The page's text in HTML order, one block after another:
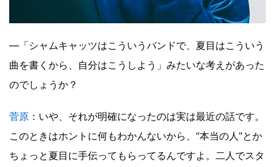
―「シャムキャッツはこういうバンドで、夏目はこういう
曲を書くから、自分はこうしよう」みたいな考えがあった
のでしょうか？
菅原 ：いや、それが明確になったのは実は最近の話です。
このときはホントに何もわかんないから、“本当の人”とか
ちょっと夏目に手伝ってもらってるんですよ。二人でスタ